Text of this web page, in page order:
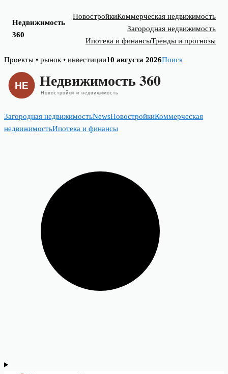
Недвижимость
360
НовостройкиКоммерческая недвижимость
Загородная недвижимость
Ипотека и финансыТренды и прогнозы
Skip
content
Проекты • рынок • инвестиции10 августа 2026Поиск
Загородная недвижимостьNewsНовостройкиКоммерческая
недвижимостьИпотека и финансы